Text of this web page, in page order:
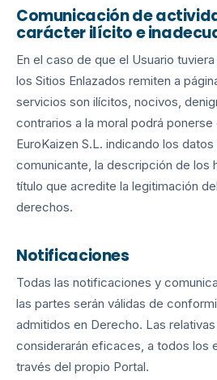
Comunicación de
carácter ilícito e
En el caso de que el Usuario
los Sitios Enlazados remiten a
servicios son ilícitos, nocivos,
contrarios a la moral podrá
EuroKaizen S.L. indicando los
comunicante, la descripción de los
título que acredite la legitimación
derechos.
Notificaciones
Todas las notificaciones y
las partes serán válidas de
admitidos en Derecho. Las
considerarán eficaces, a todos los
través del propio Portal.